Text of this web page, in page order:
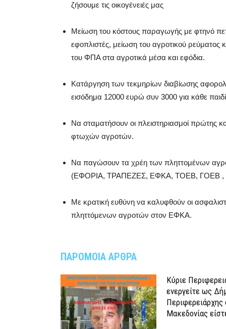
ζήσουμε τις οικογένειές μας
Μείωση του κόστους παραγωγής με φτηνό
εφοπλιστές, μείωση του αγροτικού ρεύματος
του ΦΠΑ στα αγροτικά μέσα και εφόδια.
Κατάργηση των τεκμηρίων διαβίωσης
εισόδημα 12000 ευρώ συν 3000 για κάθε
Να σταματήσουν οι πλειστηριασμοί πρώτης
φτωχών αγροτών.
Να παγώσουν τα χρέη των πληττομένων
(ΕΦΟΡΙΑ, TΡΑΠΕΖΕΣ, ΕΦΚΑ, ΤΟΕΒ, ΓΟΕΒ ,
Με κρατική ευθύνη να καλυφθούν οι
πληττόμενων αγροτών στον ΕΦΚΑ.
ΠΑΡΟΜΟΙΑ ΑΡΘΡΑ
Κύριε
ενεργείτε ως
Περιφερειάρχης
Μακεδονίας